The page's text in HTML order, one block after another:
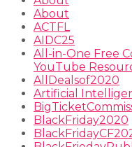
About
ACTFL
AIDC25
All-in-One Free
YouTube
AllDealsof2020
Artificial
BlackFriday2020